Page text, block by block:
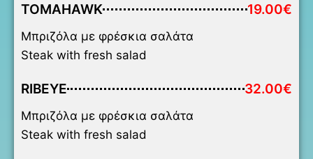
TOMAHAWK 19.00€
Μπριζόλα με φρέσκια σαλάτα
Steak with fresh salad
RIBEYE 32.00€
Μπριζόλα με φρέσκια σαλάτα
Steak with fresh salad